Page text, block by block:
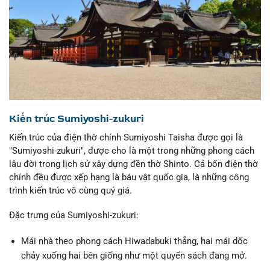
Kiến trúc Sumiyoshi-zukuri
Kiến trúc của điện thờ chính Sumiyoshi Taisha được gọi là
"Sumiyoshi-zukuri", được cho là một trong những phong cách
lâu đời trong lịch sử xây dựng đền thờ Shinto. Cả bốn điện thờ
chính đều được xếp hạng là báu vật quốc gia, là những công
trình kiến trúc vô cùng quý giá.
Đặc trưng của Sumiyoshi-zukuri:
Mái nhà theo phong cách Hiwadabuki thẳng, hai mái dốc
chảy xuống hai bên giống như một quyển sách đang mở.